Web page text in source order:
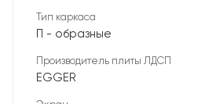
Тип каркаса
П - образные
Производитель плиты ЛДСП
EGGER